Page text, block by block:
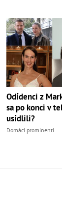
Odídenci z
sa po konci v
usídlili?
Domáci prominenti